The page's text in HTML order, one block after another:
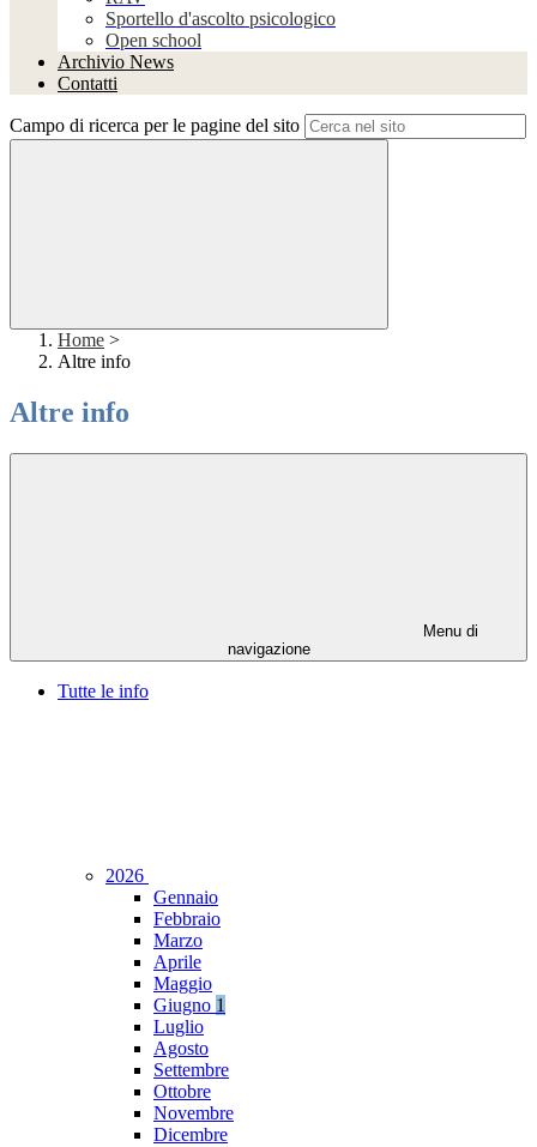
Sportello d'ascolto psicologico
Open school
Archivio News
Contatti
Campo di ricerca per le pagine del sito
Home >
Altre info
Altre info
Menu di
navigazione
Tutte le info
2026
Gennaio
Febbraio
Marzo
Aprile
Maggio
Giugno 1
Luglio
Agosto
Settembre
Ottobre
Novembre
Dicembre